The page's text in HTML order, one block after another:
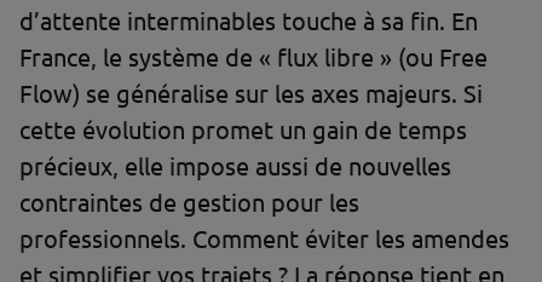
d’attente interminables touche à sa fin. En
France, le système de « flux libre » (ou Free
Flow) se généralise sur les axes majeurs. Si
cette évolution promet un gain de temps
précieux, elle impose aussi de nouvelles
contraintes de gestion pour les
professionnels. Comment éviter les amendes
et simplifier vos trajets ? La réponse tient en